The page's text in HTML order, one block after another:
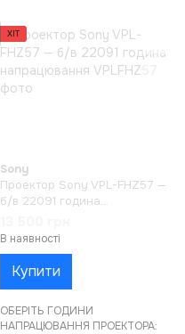
ХІТ
Sony
Проектор Sony VPL-FHZ57 —
б/в 22091 година
В наявності
Купити
ОБЕРІТЬ ГОДИНИ
НАПРАЦЮВАННЯ ПРОЕКТОРА: